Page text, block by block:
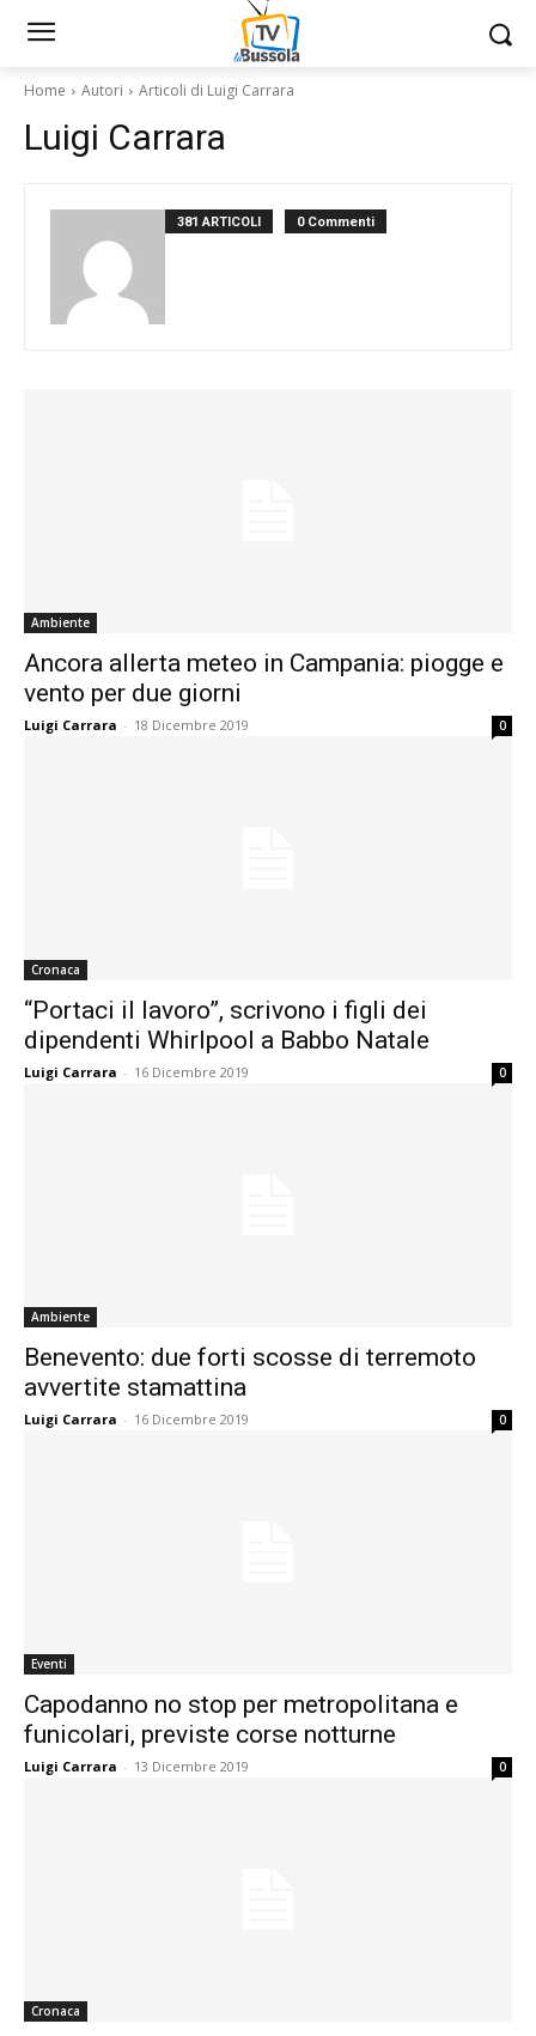
Home Autori Articoli di Luigi Carrara
Luigi Carrara
381 ARTICOLI 0 Commenti
Ambiente
Ancora allerta meteo in Campania: piogge e
vento per due giorni
Luigi Carrara - 18 Dicembre 2019 0
Cronaca
“Portaci il lavoro”, scrivono i figli dei
dipendenti Whirlpool a Babbo Natale
Luigi Carrara - 16 Dicembre 2019 0
Ambiente
Benevento: due forti scosse di terremoto
avvertite stamattina
Luigi Carrara - 16 Dicembre 2019 0
Eventi
Capodanno no stop per metropolitana e
funicolari, previste corse notturne
Luigi Carrara - 13 Dicembre 2019 0
Cronaca